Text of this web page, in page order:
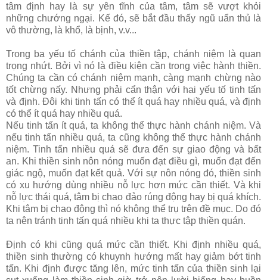
tâm định hay là sự yên tĩnh của tâm, tâm sẽ vượt khỏi
những chướng ngại. Kế đó, sẽ bắt đầu thấy ngũ uẩn thủ là
vô thường, là khổ, là bịnh, v.v...
Trong ba yếu tố chánh của thiền tập, chánh niệm là quan
trọng nhứt. Bởi vì nó là điều kiện cần trong việc hành thiền.
Chúng ta cần có chánh niệm mạnh, càng mạnh chừng nào
tốt chừng nấy. Nhưng phải cẩn thận với hai yếu tố tinh tấn
và định. Đôi khi tinh tấn có thể ít quá hay nhiều quá, và định
có thể ít quá hay nhiều quá.
Nếu tinh tấn ít quá, ta không thể thực hành chánh niệm. Và
nếu tinh tấn nhiều quá, ta cũng không thể thực hành chánh
niệm. Tinh tấn nhiều quá sẽ đưa đến sự giao động và bất
an. Khi thiền sinh nôn nóng muốn đạt điều gì, muốn đạt đến
giác ngộ, muốn đạt kết quả. Với sự nôn nóng đó, thiền sinh
có xu hướng dùng nhiều nỗ lực hơn mức cần thiết. Và khi
nỗ lực thái quá, tâm bị chao đảo rúng động hay bị quá khích.
Khi tâm bị chao động thì nó không thể trụ trên đề mục. Do đó
ta nên tránh tinh tấn quá nhiều khi ta thực tập thiền quán.
Định có khi cũng quá mức cần thiết. Khi định nhiều quá,
thiền sinh thường có khuynh hướng mất hay giảm bớt tinh
tấn. Khi định được tăng lên, mức tinh tấn của thiền sinh lại